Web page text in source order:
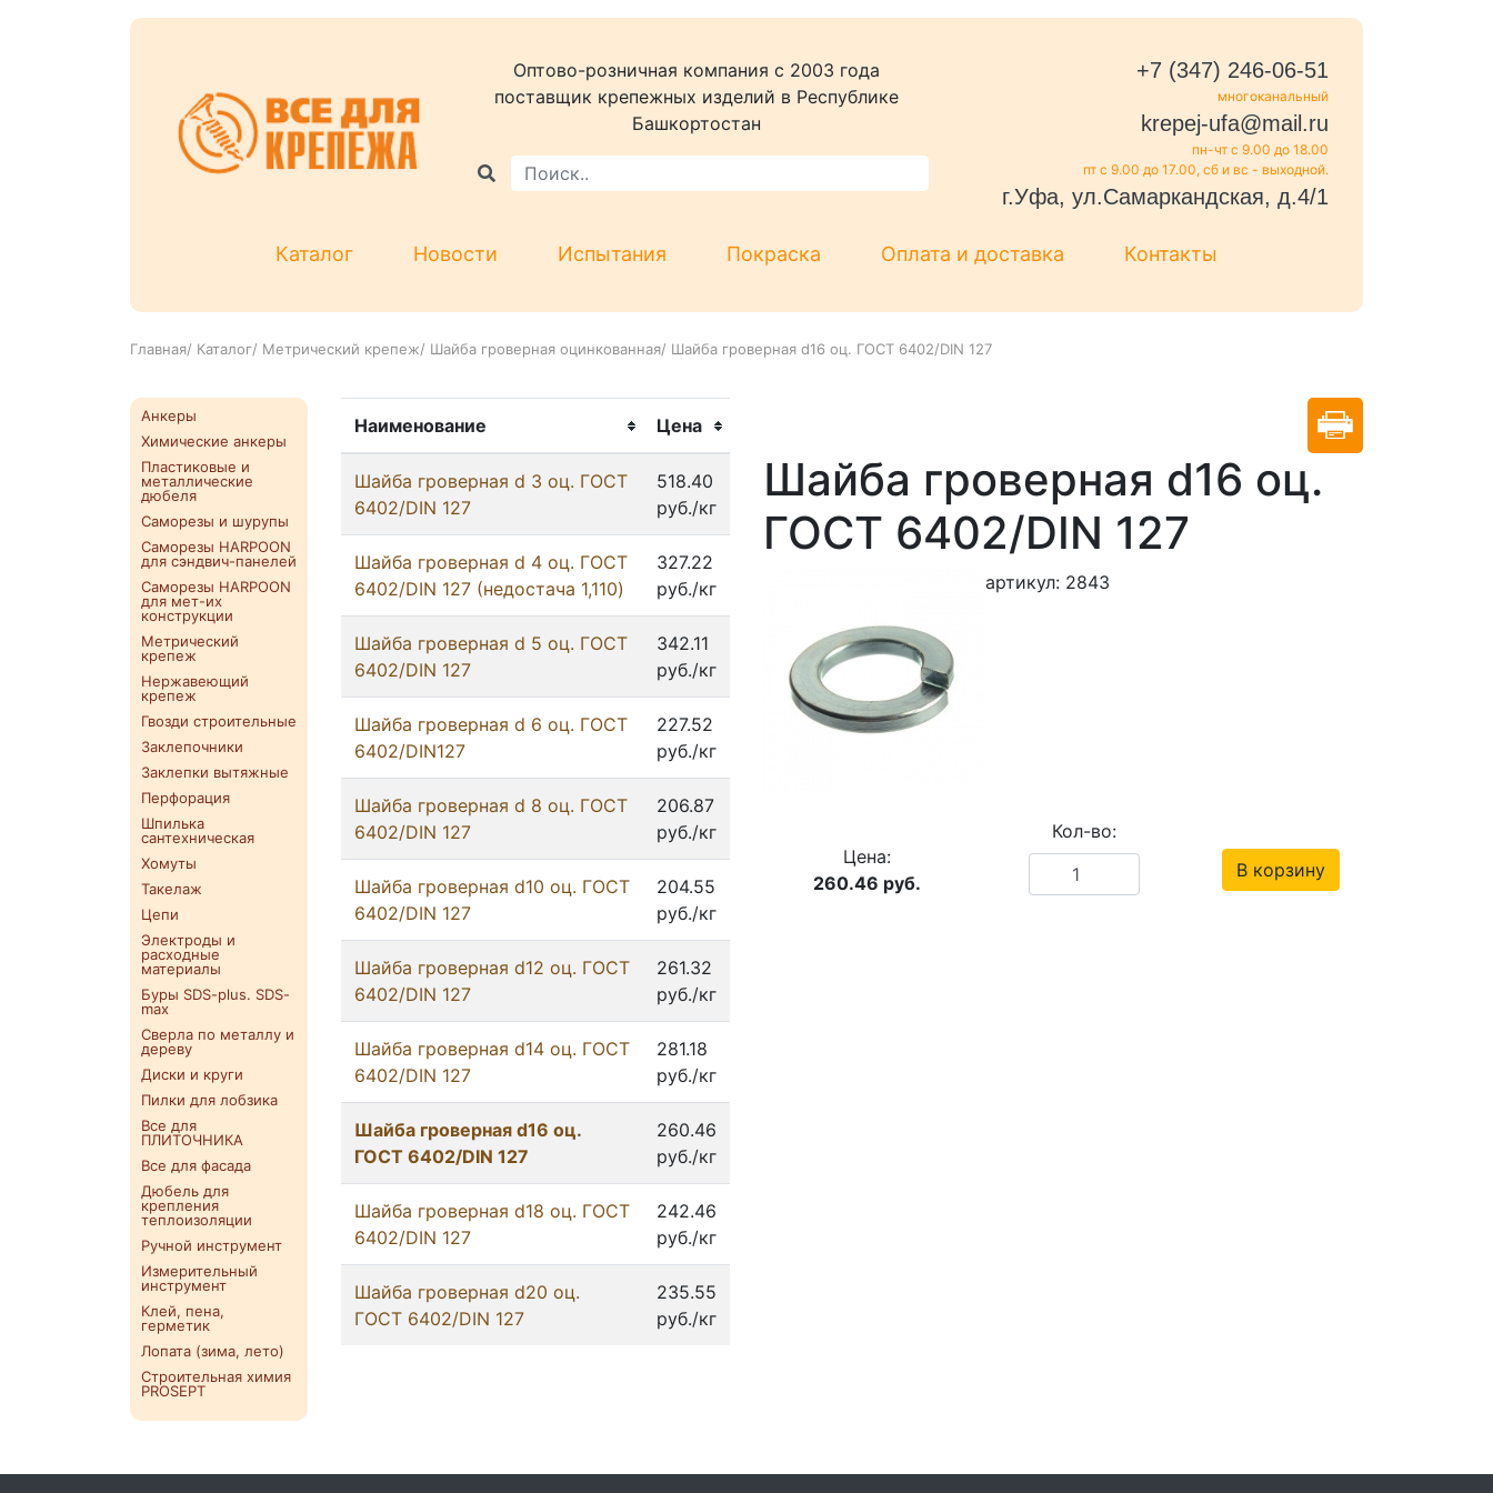
Оптово-розничная компания c 2003 года
поставщик крепежных изделий в Республике
Башкортостан
+7 (347) 246-06-51
многоканальный
krepej-ufa@mail.ru
пн-чт с 9.00 до 18.00
пт с 9.00 до 17.00, сб и вс - выходной.
г.Уфа, ул.Самаркандская, д.4/1
Каталог Новости Испытания Покраска Оплата и доставка Контакты
Главная/ Каталог/ Метрический крепеж/ Шайба гроверная оцинкованная/ Шайба гроверная d16 оц. ГОСТ 6402/DIN 127
Анкеры
Химические анкеры
Пластиковые и
металлические
дюбеля
Саморезы и шурупы
Саморезы HARPOON
для сэндвич-панелей
Саморезы HARPOON
для мет-их
конструкции
Метрический
крепеж
Нержавеющий
крепеж
Гвозди строительные
Заклепочники
Заклепки вытяжные
Перфорация
Шпилька
сантехническая
Хомуты
Такелаж
Цепи
Электроды и
расходные
материалы
Буры SDS-plus. SDS-
max
Сверла по металлу и
дереву
Диски и круги
Пилки для лобзика
Все для
ПЛИТОЧНИКА
Все для фасада
Дюбель для
крепления
теплоизоляции
Ручной инструмент
Измерительный
инструмент
Клей, пена,
герметик
Лопата (зима, лето)
Строительная химия
PROSEPT
Наименование Цена
Шайба гроверная d 3 оц. ГОСТ
6402/DIN 127
518.40
руб./кг
Шайба гроверная d 4 оц. ГОСТ
6402/DIN 127 (недостача 1,110)
327.22
руб./кг
Шайба гроверная d 5 оц. ГОСТ
6402/DIN 127
342.11
руб./кг
Шайба гроверная d 6 оц. ГОСТ
6402/DIN127
227.52
руб./кг
Шайба гроверная d 8 оц. ГОСТ
6402/DIN 127
206.87
руб./кг
Шайба гроверная d10 оц. ГОСТ
6402/DIN 127
204.55
руб./кг
Шайба гроверная d12 оц. ГОСТ
6402/DIN 127
261.32
руб./кг
Шайба гроверная d14 оц. ГОСТ
6402/DIN 127
281.18
руб./кг
Шайба гроверная d16 оц.
ГОСТ 6402/DIN 127
260.46
руб./кг
Шайба гроверная d18 оц. ГОСТ
6402/DIN 127
242.46
руб./кг
Шайба гроверная d20 оц.
ГОСТ 6402/DIN 127
235.55
руб./кг
Шайба гроверная d16 оц.
ГОСТ 6402/DIN 127
артикул: 2843
Цена:
260.46 руб.
Кол-во:
В корзину